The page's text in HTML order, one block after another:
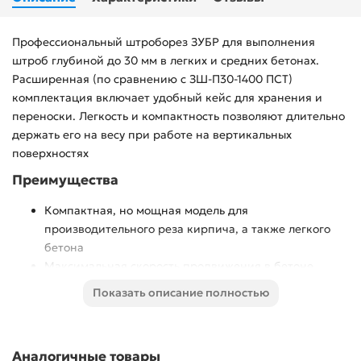
Профессиональный штроборез ЗУБР для выполнения
штроб глубиной до 30 мм в легких и средних бетонах.
Расширенная (по сравнению с ЗШ-П30-1400 ПСТ)
комплектация включает удобный кейс для хранения и
переноски. Легкость и компактность позволяют длительно
держать его на весу при работе на вертикальных
поверхностях
Преимущества
Компактная, но мощная модель для
производительного реза кирпича, а также легкого
бетона
Максимальная скорость продвижения в бетоне
Показать описание полностью
Аналогичные товары